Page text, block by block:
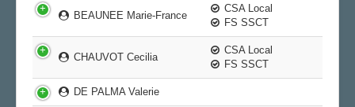
BEAUNEE Marie-France
CSA Local
FS SSCT
CHAUVOT Cecilia
CSA Local
FS SSCT
DE PALMA Valerie